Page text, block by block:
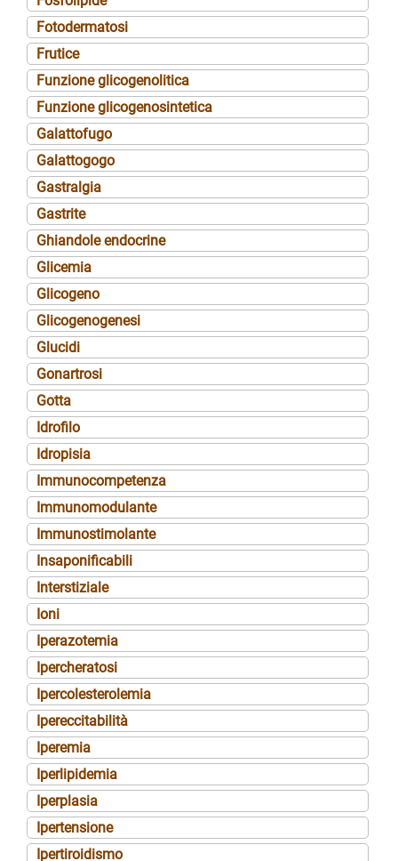
Fotodermatosi
Frutice
Funzione glicogenolitica
Funzione glicogenosintetica
Galattofugo
Galattogogo
Gastralgia
Gastrite
Ghiandole endocrine
Glicemia
Glicogeno
Glicogenogenesi
Glucidi
Gonartrosi
Gotta
Idrofilo
Idropisia
Immunocompetenza
Immunomodulante
Immunostimolante
Insaponificabili
Interstiziale
Ioni
Iperazotemia
Ipercheratosi
Ipercolesterolemia
Ipereccitabilità
Iperemia
Iperlipidemia
Iperplasia
Ipertensione
Ipertiroidismo